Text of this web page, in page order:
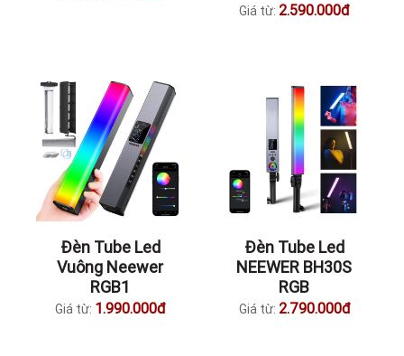
Giá từ: 2.590.000đ
Đèn Tube Led
Vuông Neewer
RGB1
Giá từ: 1.990.000đ
Đèn Tube Led
NEEWER BH30S
RGB
Giá từ: 2.790.000đ